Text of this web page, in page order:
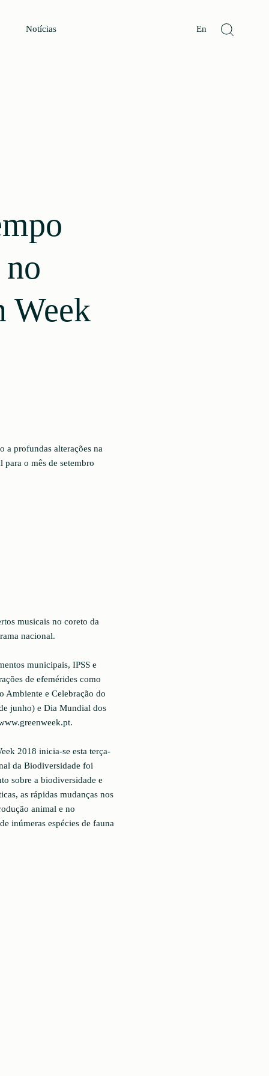
Notícias En
Week
a profundas alterações na
o mês de setembro
musicais no coreto da
nacional.
municipais, IPSS e
de efemérides como
Ambiente e Celebração do
junho) e Dia Mundial dos
2018 inicia-se esta terça-
da Biodiversidade foi
sobre a biodiversidade e
as rápidas mudanças nos
animal e no
inúmeras espécies de fauna